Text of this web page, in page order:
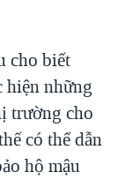
KHỨ VÀ HIỆN
cho biết
hiện những
trường cho
có thể dẫn
hộ mậu